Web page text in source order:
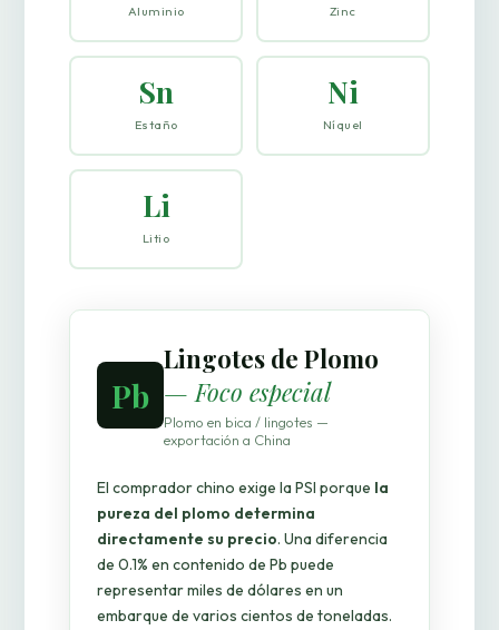
Aluminio Zinc
Sn
Estaño
Ni
Níquel
Li
Litio
Pb
Lingotes de Plomo
— Foco especial
Plomo en bica / lingotes —
exportación a China
El comprador chino exige la PSI porque la
pureza del plomo determina
directamente su precio. Una diferencia
de 0.1% en contenido de Pb puede
representar miles de dólares en un
embarque de varios cientos de toneladas.